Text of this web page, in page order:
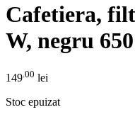
Cafetiera,
W, negru
149.00 lei
Stoc epuizat